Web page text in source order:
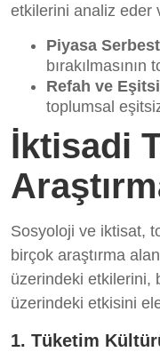
etkilerini analiz eder
Piyasa
Refah ve
toplumsal
İktisadi
Sosyoloji ve iktisat,
birçok araştırma
üzerindeki etkilerini,
üzerindeki etkisini
1. Tüketim